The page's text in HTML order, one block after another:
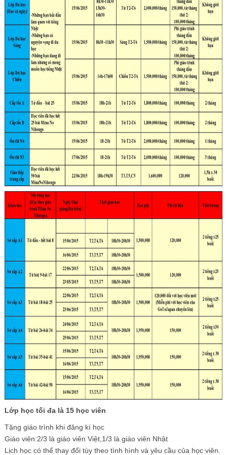
Lớp học tối đa là 15 học viên
Tặng giáo trình khi đăng kí học
Giáo viên:2/3 là giáo viên Việt,1/3 là giáo viên Nhật
Lịch học có thể thay đổi tùy theo tình hình và yêu cầu của học viên.